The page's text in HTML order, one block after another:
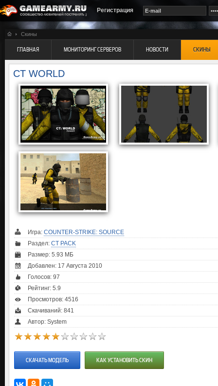
Регистрация
Скины
ГЛАВНАЯ МОНИТОРИНГ СЕРВЕРОВ НОВОСТИ СКИНЫ
CT WORLD
Игра: COUNTER-STRIKE: SOURCE
Раздел: CT PACK
Размер: 5.93 МБ
Добавлен: 17 Августа 2010
Голосов: 97
Рейтинг: 5.9
Просмотров: 4516
Скачиваний: 841
Автор: System
СКАЧАТЬ МОДЕЛЬ КАК УСТАНОВИТЬ СКИН